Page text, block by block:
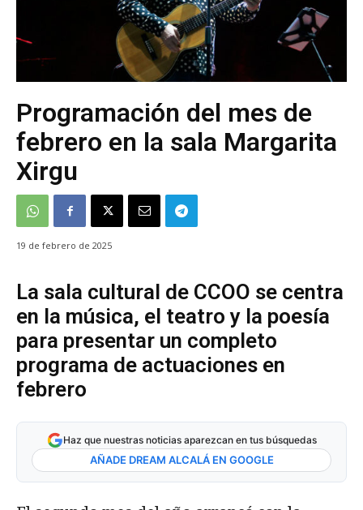
Programación del mes de
febrero en la sala Margarita
Xirgu
19 de febrero de 2025
La sala cultural de CCOO se centra
en la música, el teatro y la poesía
para presentar un completo
programa de actuaciones en
febrero
Haz que nuestras noticias aparezcan en tus búsquedas
AÑADE DREAM ALCALÁ EN GOOGLE